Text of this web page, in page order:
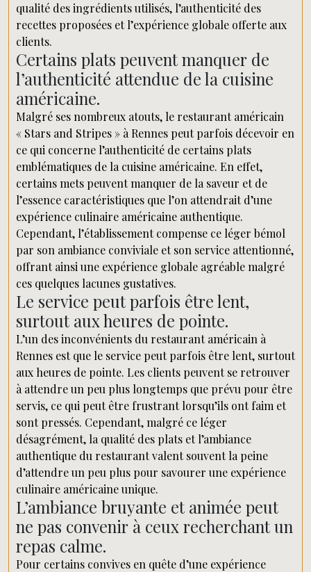
qualité des ingrédients utilisés, l’authenticité des
recettes proposées et l’expérience globale offerte aux
clients.
Certains plats peuvent manquer de
l’authenticité attendue de la cuisine
américaine.
Malgré ses nombreux atouts, le restaurant américain
« Stars and Stripes » à Rennes peut parfois décevoir en
ce qui concerne l’authenticité de certains plats
emblématiques de la cuisine américaine. En effet,
certains mets peuvent manquer de la saveur et de
l’essence caractéristiques que l’on attendrait d’une
expérience culinaire américaine authentique.
Cependant, l’établissement compense ce léger bémol
par son ambiance conviviale et son service attentionné,
offrant ainsi une expérience globale agréable malgré
ces quelques lacunes gustatives.
Le service peut parfois être lent,
surtout aux heures de pointe.
L’un des inconvénients du restaurant américain à
Rennes est que le service peut parfois être lent, surtout
aux heures de pointe. Les clients peuvent se retrouver
à attendre un peu plus longtemps que prévu pour être
servis, ce qui peut être frustrant lorsqu’ils ont faim et
sont pressés. Cependant, malgré ce léger
désagrément, la qualité des plats et l’ambiance
authentique du restaurant valent souvent la peine
d’attendre un peu plus pour savourer une expérience
culinaire américaine unique.
L’ambiance bruyante et animée peut
ne pas convenir à ceux recherchant un
repas calme.
Pour certains convives en quête d’une expérience